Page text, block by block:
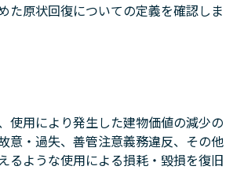
た原状回復についての定義を確認しま
使用により発生した建物価値の減少の
意・過失、善管注意義務違反、その他
るような使用による損耗・毀損を復旧